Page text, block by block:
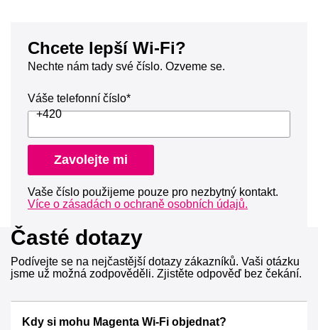
Chcete lepší Wi-Fi?
Nechte nám tady své číslo. Ozveme se.
Váše telefonní číslo*
+420
Zavolejte mi
Vaše číslo použijeme pouze pro nezbytný kontakt.
Více o zásadách o ochraně osobních údajů.
Časté dotazy
Podívejte se na nejčastější dotazy zákazníků. Vaši otázku
jsme už možná zodpověděli. Zjistěte odpověď bez čekání.
Kdy si mohu Magenta Wi‑Fi objednat?